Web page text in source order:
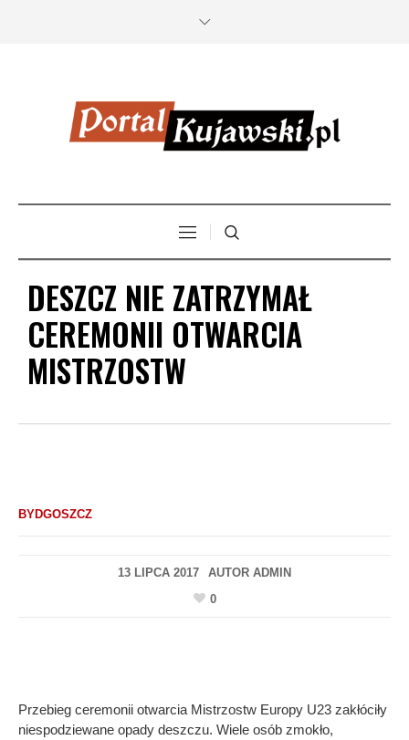
DESZCZ NIE ZATRZYMAŁ
CEREMONII OTWARCIA
MISTRZOSTW
BYDGOSZCZ
13 LIPCA 2017 AUTOR ADMIN
0
Przebieg ceremonii otwarcia Mistrzostw Europy U23 zakłóciły
niespodziewane opady deszczu. Wiele osób zmokło,